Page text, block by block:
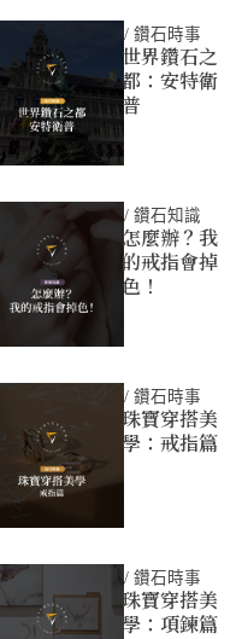
/ 鑽石時事
世界鑽石之
都：安特衛
普
/ 鑽石知識
怎麼辦？我
的戒指會掉
色！
/ 鑽石時事
珠寶穿搭美
學：戒指篇
/ 鑽石時事
珠寶穿搭美
學：項鍊篇